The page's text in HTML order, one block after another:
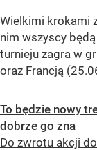
Wielkimi krokami
nim wszyscy
turnieju zagra w
oraz Francją
To będzie nowy
dobrze go zna
Do zwrotu akcji